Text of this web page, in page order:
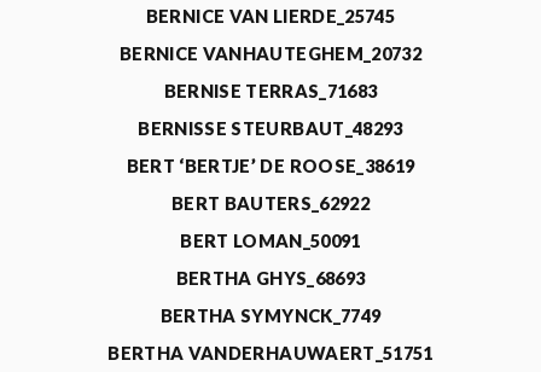
BERNICE VAN LIERDE_25745
BERNICE VANHAUTEGHEM_20732
BERNISE TERRAS_71683
BERNISSE STEURBAUT_48293
BERT ‘BERTJE’ DE ROOSE_38619
BERT BAUTERS_62922
BERT LOMAN_50091
BERTHA GHYS_68693
BERTHA SYMYNCK_7749
BERTHA VANDERHAUWAERT_51751